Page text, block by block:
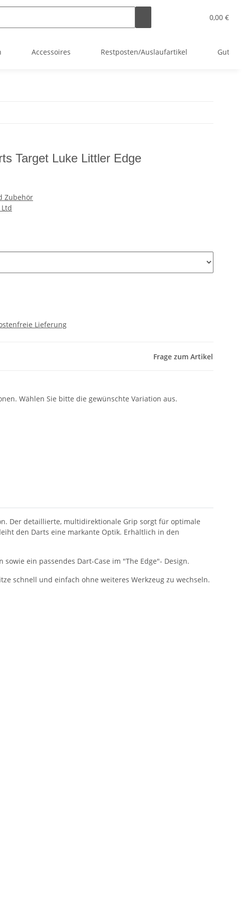
0,00 €
Accessoires Restposten/Auslaufartikel
Target Luke Littler Edge
Zubehör
Lieferung
Frage zum Artikel
Wählen Sie bitte die gewünschte Variation aus.
Der detaillierte, multidirektionale Grip sorgt für optimale
den Darts eine markante Optik. Erhältlich in den
ein passendes Dart-Case im "The Edge"- Design.
schnell und einfach ohne weiteres Werkzeug zu wechseln.